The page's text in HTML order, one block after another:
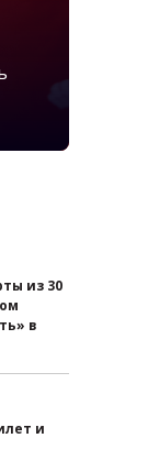
из 30
в
и